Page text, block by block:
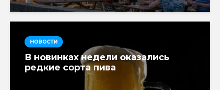
НОВОСТИ
В новинках недели оказались
редкие сорта пива